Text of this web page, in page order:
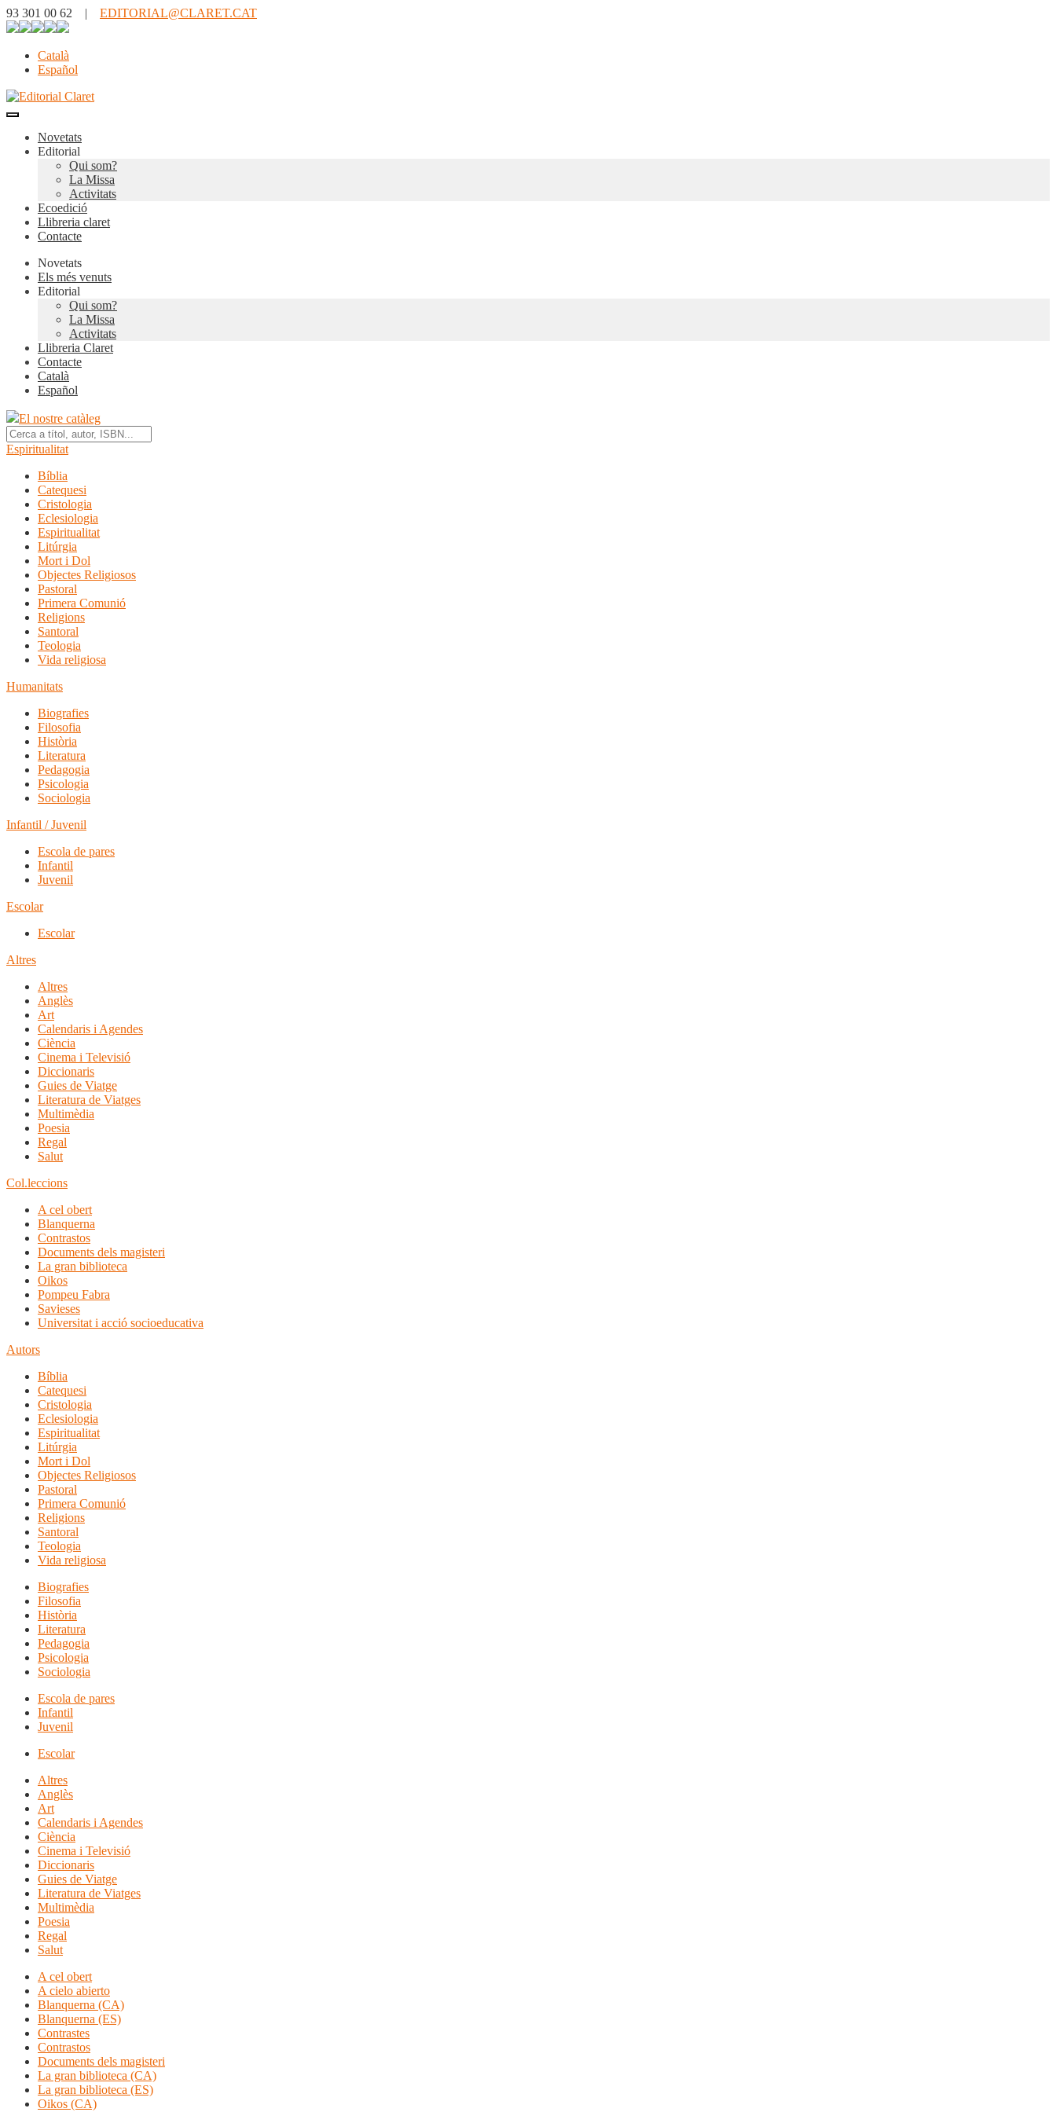
93 301 00 62 | EDITORIAL@CLARET.CAT
Català
Español
Novetats
Editorial
Qui som?
La Missa
Activitats
Ecoedició
Llibreria claret
Contacte
Novetats
Els més venuts
Editorial
Qui som?
La Missa
Activitats
Llibreria Claret
Contacte
Català
Español
El nostre catàleg
Espiritualitat
Bíblia
Catequesi
Cristologia
Eclesiologia
Espiritualitat
Litúrgia
Mort i Dol
Objectes Religiosos
Pastoral
Primera Comunió
Religions
Santoral
Teologia
Vida religiosa
Humanitats
Biografies
Filosofia
Història
Literatura
Pedagogia
Psicologia
Sociologia
Infantil / Juvenil
Escola de pares
Infantil
Juvenil
Escolar
Escolar
Altres
Altres
Anglès
Art
Calendaris i Agendes
Ciència
Cinema i Televisió
Diccionaris
Guies de Viatge
Literatura de Viatges
Multimèdia
Poesia
Regal
Salut
Col.leccions
A cel obert
Blanquerna
Contrastos
Documents dels magisteri
La gran biblioteca
Oikos
Pompeu Fabra
Savieses
Universitat i acció socioeducativa
Autors
Bíblia
Catequesi
Cristologia
Eclesiologia
Espiritualitat
Litúrgia
Mort i Dol
Objectes Religiosos
Pastoral
Primera Comunió
Religions
Santoral
Teologia
Vida religiosa
Biografies
Filosofia
Història
Literatura
Pedagogia
Psicologia
Sociologia
Escola de pares
Infantil
Juvenil
Escolar
Altres
Anglès
Art
Calendaris i Agendes
Ciència
Cinema i Televisió
Diccionaris
Guies de Viatge
Literatura de Viatges
Multimèdia
Poesia
Regal
Salut
A cel obert
A cielo abierto
Blanquerna (CA)
Blanquerna (ES)
Contrastes
Contrastos
Documents dels magisteri
La gran biblioteca (CA)
La gran biblioteca (ES)
Oikos (CA)